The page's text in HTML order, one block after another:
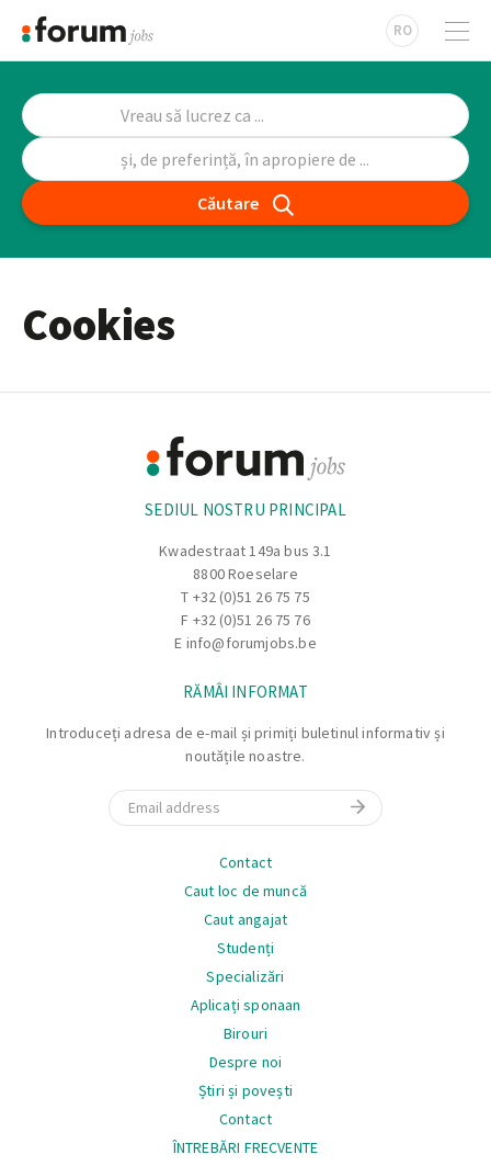
RO
Căutare
Cookies
SEDIUL NOSTRU PRINCIPAL
Kwadestraat 149a bus 3.1
8800 Roeselare
T +32 (0)51 26 75 75
F +32 (0)51 26 75 76
E info@forumjobs.be
RĂMÂI INFORMAT
Introduceți adresa de e-mail și primiți buletinul informativ și
noutățile noastre.
Email
Contact
Caut loc de muncă
Caut angajat
Studenți
Specializări
Aplicați sponaan
Birouri
Despre noi
Știri și povești
Contact
ÎNTREBĂRI FRECVENTE